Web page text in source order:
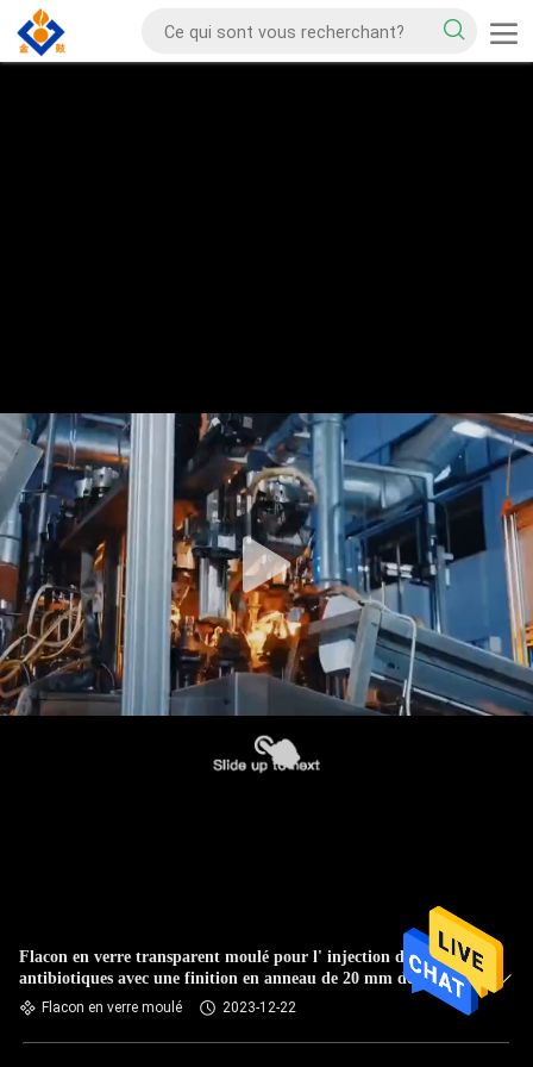
Flacon en verre transparent moulé pour l' injection d'
antibiotiques avec une finition en anneau de 20 mm de type I
II
Flacon en verre moulé 2023-12-22